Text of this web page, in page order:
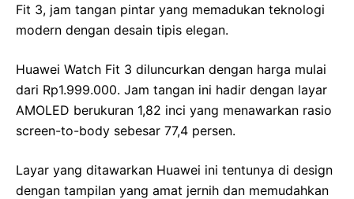
Fit 3, jam tangan pintar yang memadukan teknologi
modern dengan desain tipis elegan.
Huawei Watch Fit 3 diluncurkan dengan harga mulai
dari Rp1.999.000. Jam tangan ini hadir dengan layar
AMOLED berukuran 1,82 inci yang menawarkan rasio
screen-to-body sebesar 77,4 persen.
Layar yang ditawarkan Huawei ini tentunya di design
dengan tampilan yang amat jernih dan memudahkan